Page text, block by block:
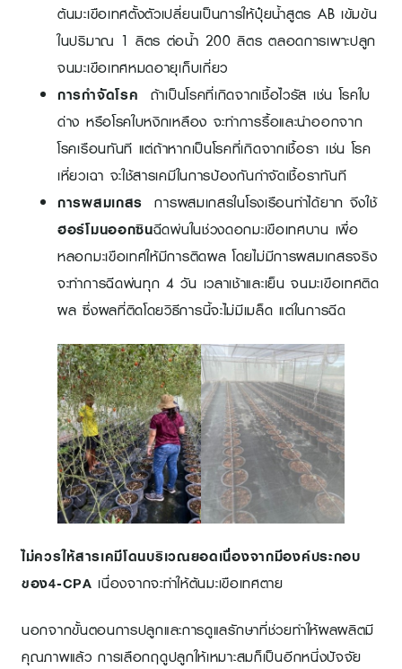
ต้นมะเขือเทศตั้งตัวเปลี่ยนเป็นการให้ปุ๋ยน้ำสูตร AB เข้มข้น
ในปริมาณ 1 ลิตร ต่อน้ำ 200 ลิตร ตลอดการเพาะปลูก
จนมะเขือเทศหมดอายุเก็บเกี่ยว
การกำจัดโรค ถ้าเป็นโรคที่เกิดจากเชื้อไวรัส เช่น โรคใบ
ด่าง หรือโรคใบหงิกเหลือง จะทำการรื้อและนำออกจาก
โรคเรือนทันที แต่ถ้าหากเป็นโรคที่เกิดจากเชื้อรา เช่น โรค
เหี่ยวเฉา จะใช้สารเคมีในการป้องกันกำจัดเชื้อราทันที
การผสมเกสรการผสมเกสรในโรงเรือนทำได้ยาก จึงใช้
ฮอร์โมนออกซินฉีดพ่นในช่วงดอกมะเขือเทศบาน เพื่อ
หลอกมะเขือเทศให้มีการติดผล โดยไม่มีการผสมเกสรจริง
จะทำการฉีดพ่นทุก 4 วัน เวลาเช้าและเย็น จนมะเขือเทศติด
ผล ซึ่งผลที่ติดโดยวิธีการนี้จะไม่มีเมล็ด แต่ในการฉีด
ไม่ควรให้สารเคมีโดนบริเวณยอดเนื่องจากมีองค์ประกอบ
ของ4-CPA เนื่องจากจะทำให้ต้นมะเขือเทศตาย
นอกจากขั้นตอนการปลูกและการดูแลรักษาที่ช่วยทำให้ผลผลิตมี
คุณภาพแล้ว การเลือกฤดูปลูกให้เหมาะสมก็เป็นอีกหนึ่งปัจจัย